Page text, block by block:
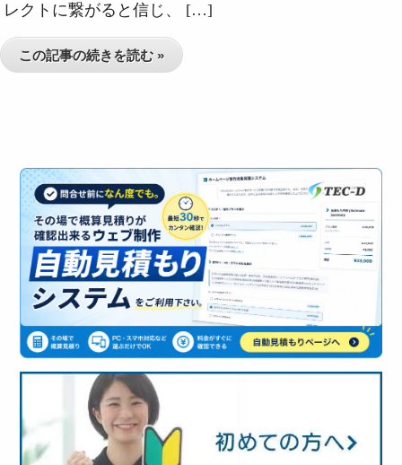
レクトに繋がると信じ、 […]
この記事の続きを読む »